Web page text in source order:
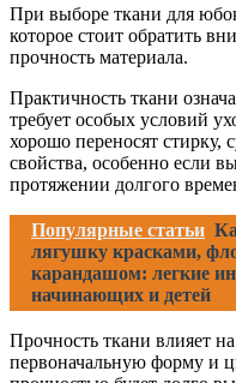
При выборе ткани для
которое стоит обратить
прочность материала.
Практичность ткани
требует особых условий
хорошо переносят
свойства, особенно если
протяжении долгого
Популярные статьи
лягушку красками,
карандашом: легкие
начинающих и детей
Прочность ткани влияет
первоначальную форму и